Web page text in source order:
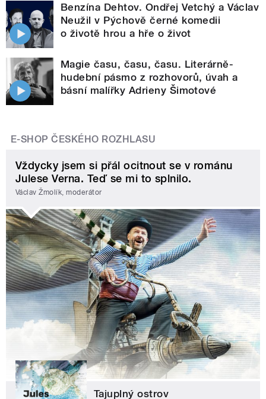
Benzína Dehtov. Ondřej Vetchý a Václav
Neužil v Pýchově černé komedii
o životě hrou a hře o život
Magie času, času, času. Literárně-
hudební pásmo z rozhovorů, úvah a
básní malířky Adrieny Šimotové
E-SHOP ČESKÉHO ROZHLASU
Vždycky jsem si přál ocitnout se v románu
Julese Verna. Teď se mi to splnilo.
Václav Žmolík, moderátor
Tajuplný ostrov